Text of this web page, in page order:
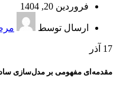
فروردین 20, 1404
ارسال توسط
17 آذر
مقدمه‌ای مفهومی بر مدل‌سازی